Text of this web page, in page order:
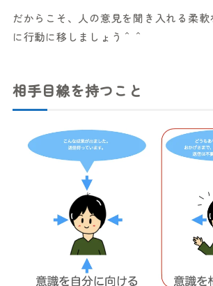
だからこそ、人の意見を聞き入れる柔
に行動に移しましょう＾＾
相手目線を持つこと